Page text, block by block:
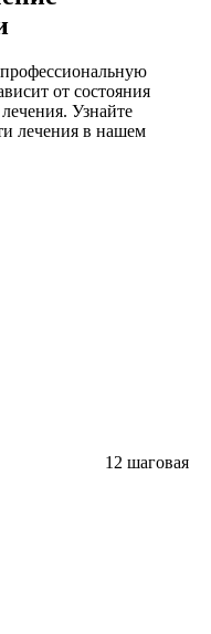
от состояния
Узнайте
лечения в нашем
12 шаговая